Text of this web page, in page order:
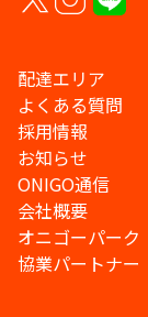
配達エリア
よくある質問
採用情報
お知らせ
ONIGO通信
会社概要
オニゴーパーク
協業パートナー